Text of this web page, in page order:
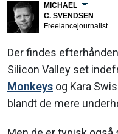
MICHAEL
C. SVENDSEN
Freelancejournalist
Der findes
Silicon Valley set
Monkeys og Kara
blandt de mere